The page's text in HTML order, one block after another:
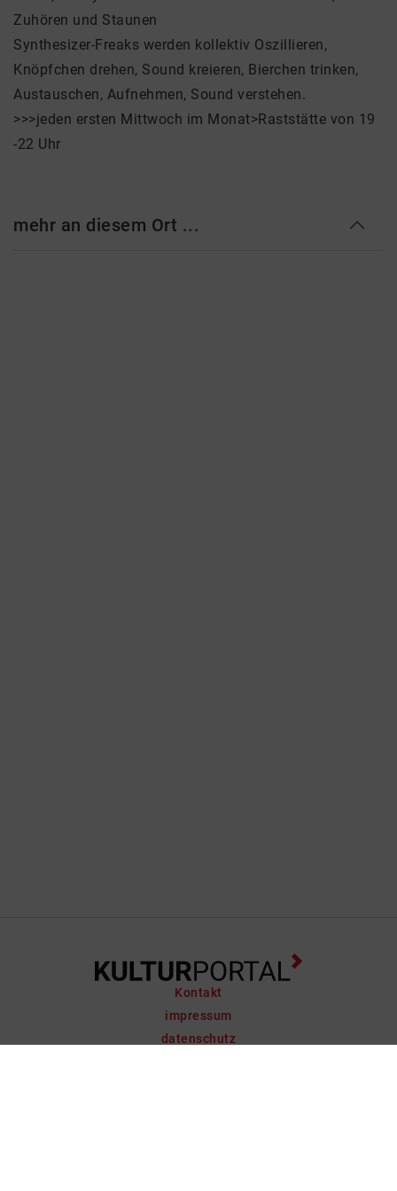
Zuhören und Staunen
Synthesizer-Freaks werden kollektiv Oszillieren,
Knöpfchen drehen, Sound kreieren, Bierchen trinken,
Austauschen, Aufnehmen, Sound verstehen.
>>>jeden ersten Mittwoch im Monat>Raststätte von 19
-22 Uhr
mehr an diesem Ort ...
Kontakt
impressum
datenschutz